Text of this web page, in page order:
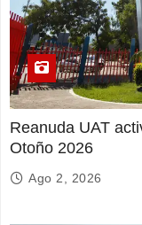
Reanuda UAT
Otoño 2026
Ago 2, 2026